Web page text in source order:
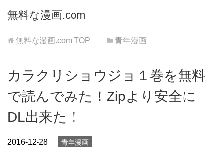
無料な漫画.com
無料な漫画.com TOP 青年漫画
カラクリショウジョ１巻を無料
で読んでみた！Zipより安全に
DL出来た！
2016-12-28 青年漫画